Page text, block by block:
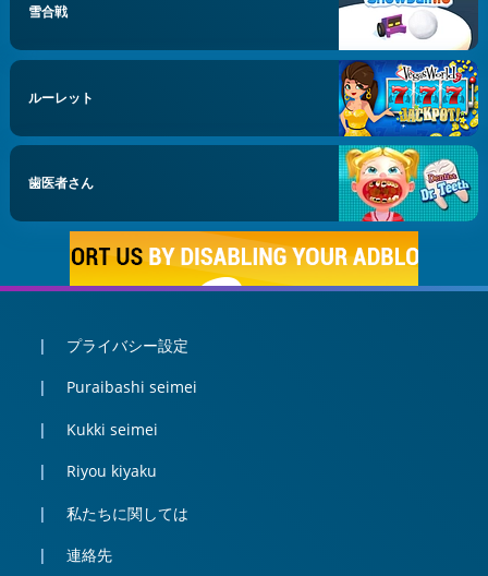
雪合戦
ルーレット
歯医者さん
プライバシー設定
Puraibashi seimei
Kukki seimei
Riyou kiyaku
私たちに関しては
連絡先